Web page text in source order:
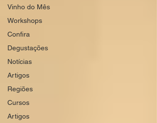
Vinho do Mês
Workshops
Confira
Degustações
Notícias
Artigos
Regiões
Cursos
Artigos